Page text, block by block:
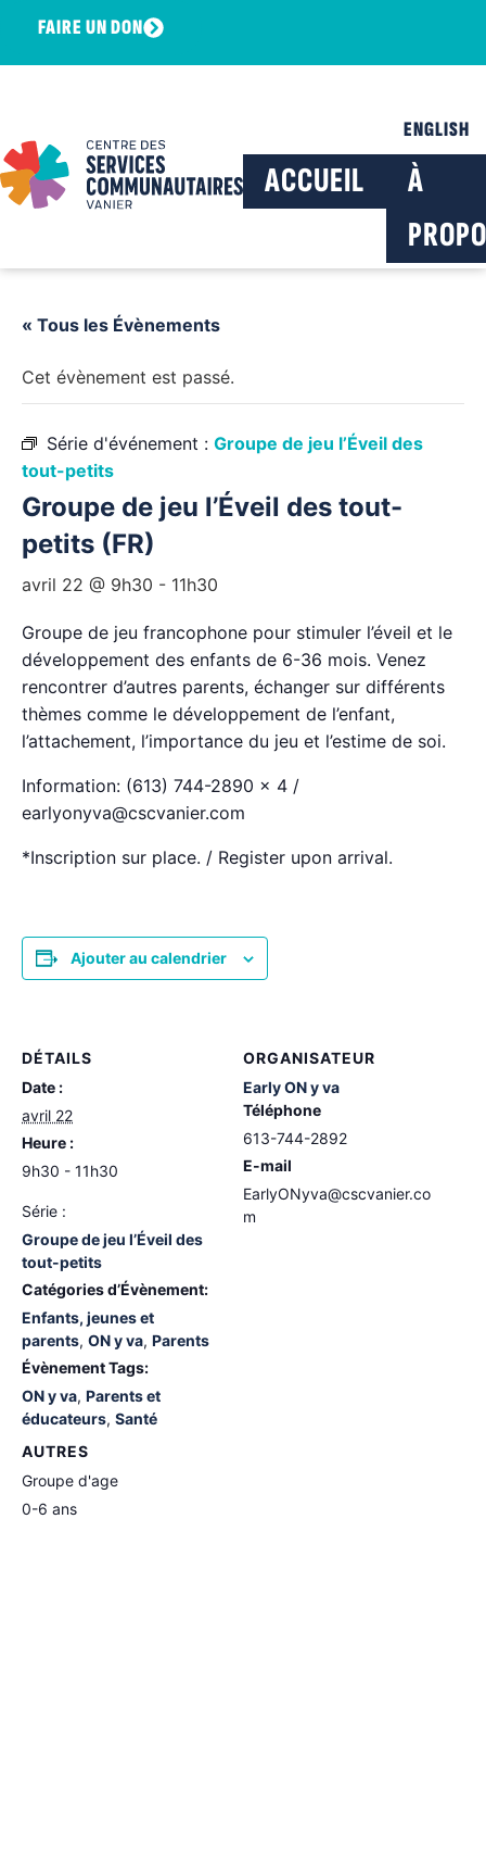
FAIRE UN DON
ENGLISH
ACCUEIL
À
« Tous les Évènements
Cet évènement est passé.
Série d'événement : Groupe de jeu l’Éveil des
tout-petits
Groupe de jeu l’Éveil des tout-
petits (FR)
avril 22 @ 9h30 - 11h30
Groupe de jeu francophone pour stimuler l’éveil et le
développement des enfants de 6-36 mois. Venez
rencontrer d’autres parents, échanger sur différents
thèmes comme le développement de l’enfant,
l’attachement, l’importance du jeu et l’estime de soi.
Information: (613) 744-2890 x 4 /
earlyonyva@cscvanier.com
*Inscription sur place. / Register upon arrival.
Ajouter au calendrier
DÉTAILS
Date :
avril 22
Heure :
9h30 - 11h30
Série :
Groupe de jeu l’Éveil des
tout-petits
Catégories d’Évènement:
Enfants, jeunes et
parents, ON y va, Parents
Évènement Tags:
ON y va, Parents et
éducateurs, Santé
ORGANISATEUR
Early ON y va
Téléphone
613-744-2892
E-mail
EarlyONyva@cscvanier.co
m
AUTRES
Groupe d'age
0-6 ans